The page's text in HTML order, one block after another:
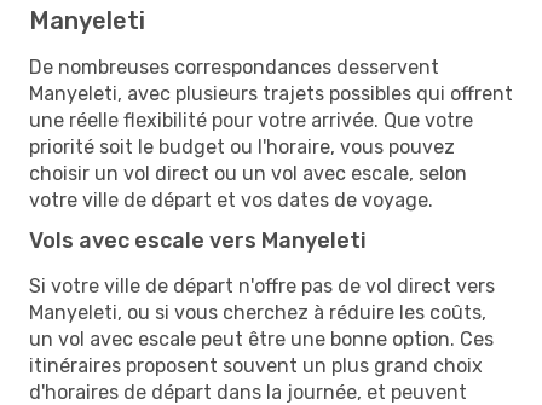
Manyeleti
De nombreuses correspondances desservent
Manyeleti, avec plusieurs trajets possibles qui offrent
une réelle flexibilité pour votre arrivée. Que votre
priorité soit le budget ou l'horaire, vous pouvez
choisir un vol direct ou un vol avec escale, selon
votre ville de départ et vos dates de voyage.
Vols avec escale vers Manyeleti
Si votre ville de départ n'offre pas de vol direct vers
Manyeleti, ou si vous cherchez à réduire les coûts,
un vol avec escale peut être une bonne option. Ces
itinéraires proposent souvent un plus grand choix
d'horaires de départ dans la journée, et peuvent